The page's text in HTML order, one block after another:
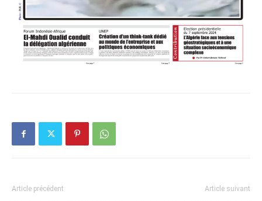
Article précédent Article suivant